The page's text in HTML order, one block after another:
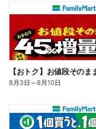
8月3日 ～8月10日